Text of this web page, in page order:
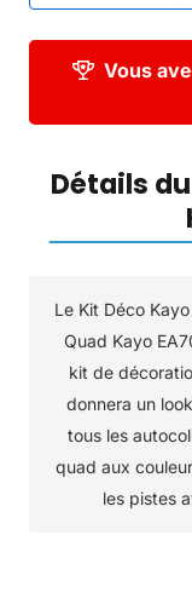
Vous
Détails
Le Kit Déco
Quad Kayo
kit de
donnera un
tous les
quad aux
les pistes